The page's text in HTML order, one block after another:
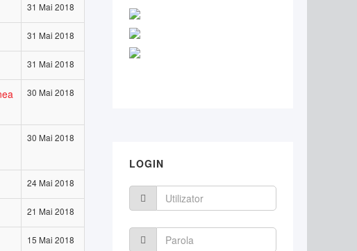
31 Mai 2018
31 Mai 2018
31 Mai 2018
30 Mai 2018
30 Mai 2018
24 Mai 2018
21 Mai 2018
15 Mai 2018
LOGIN